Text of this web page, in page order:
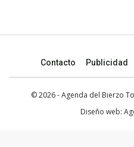
Contacto Publicidad
© 2026 - Agenda del Bierzo
Diseño web: